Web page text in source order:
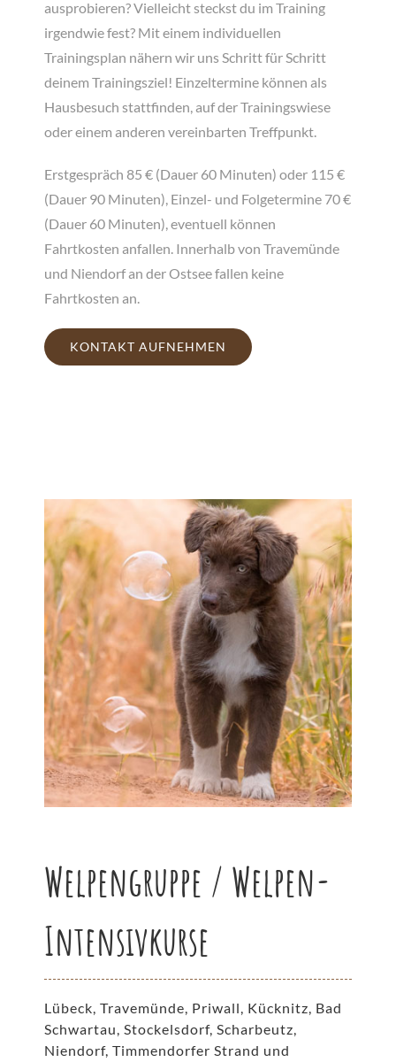
ausprobieren? Vielleicht steckst du im Training
irgendwie fest? Mit einem individuellen
Trainingsplan nähern wir uns Schritt für Schritt
deinem Trainingsziel! Einzeltermine können als
Hausbesuch stattfinden, auf der Trainingswiese
oder einem anderen vereinbarten Treffpunkt.
Erstgespräch 85 € (Dauer 60 Minuten) oder 115 €
(Dauer 90 Minuten), Einzel- und Folgetermine 70 €
(Dauer 60 Minuten), eventuell können
Fahrtkosten anfallen. Innerhalb von Travemünde
und Niendorf an der Ostsee fallen keine
Fahrtkosten an.
KONTAKT AUFNEHMEN
Welpengruppe / Welpen-
Intensivkurse
Lübeck, Travemünde, Priwall, Kücknitz, Bad
Schwartau, Stockelsdorf, Scharbeutz,
Niendorf, Timmendorfer Strand und